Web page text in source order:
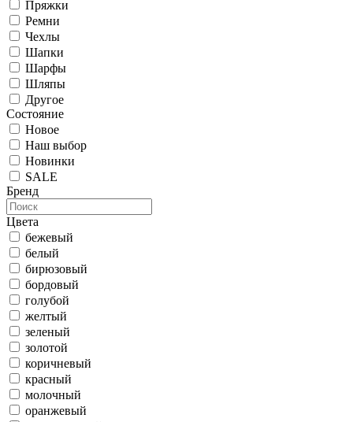
Пряжки
Ремни
Чехлы
Шапки
Шарфы
Шляпы
Другое
Состояние
Новое
Наш выбор
Новинки
SALE
Бренд
Цвета
бежевый
белый
бирюзовый
бордовый
голубой
желтый
зеленый
золотой
коричневый
красный
молочный
оранжевый